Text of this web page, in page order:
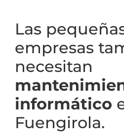
Las
empresas
necesitan
informático
Fuengirola.